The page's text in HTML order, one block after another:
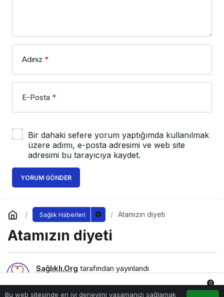
Adınız *
E-Posta *
Bir dahaki sefere yorum yaptığımda kullanılmak
üzere adımı, e-posta adresimi ve web site
adresimi bu tarayıcıya kaydet.
YORUM GÖNDER
Sağlık Haberleri Atamızın diyeti
Atamızın diyeti
Sağlıklı.Org tarafından yayınlandı
Bu web sitesinde en iyi deneyimi yaşamanızı sağlamak
0